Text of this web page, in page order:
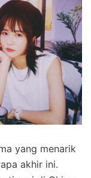
yang menarik
akhir ini.